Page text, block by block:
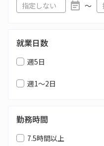
〜
就業日数
週5日
週1～2日
勤務時間
7.5時間以上